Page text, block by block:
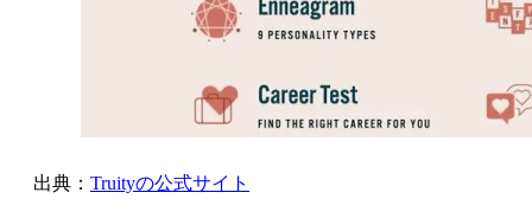
出典： Truityの公式サイト